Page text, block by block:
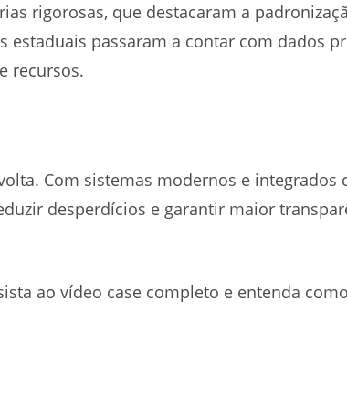
rigorosas, que destacaram a
estaduais passaram a contar com dados
recursos.
Com sistemas modernos e integrados
desperdícios e garantir maior
ao vídeo case completo e entenda como